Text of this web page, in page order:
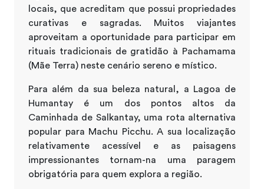
locais, que acreditam que possui propriedades
curativas e sagradas. Muitos viajantes
aproveitam a oportunidade para participar em
rituais tradicionais de gratidão à Pachamama
(Mãe Terra) neste cenário sereno e místico.
Para além da sua beleza natural, a Lagoa de
Humantay é um dos pontos altos da
Caminhada de Salkantay, uma rota alternativa
popular para Machu Picchu. A sua localização
relativamente acessível e as paisagens
impressionantes tornam-na uma paragem
obrigatória para quem explora a região.